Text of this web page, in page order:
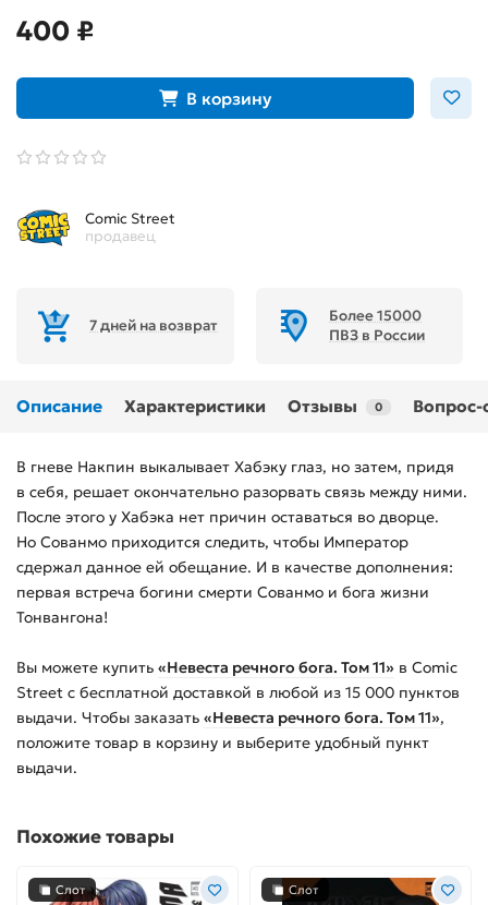
400 ₽
В корзину
Comic Street
продавец
7 дней на возврат
Более 15000
ПВЗ в России
Описание Характеристики Отзывы 0 Вопрос-
В гневе Накпин выкалывает Хабэку глаз, но затем, придя
в себя, решает окончательно разорвать связь между ними.
После этого у Хабэка нет причин оставаться во дворце.
Но Сованмо приходится следить, чтобы Император
сдержал данное ей обещание. И в качестве дополнения:
первая встреча богини смерти Сованмо и бога жизни
Тонвангона!
Вы можете купить «Невеста речного бога. Том 11» в Comic
Street с бесплатной доставкой в любой из 15 000 пунктов
выдачи. Чтобы заказать «Невеста речного бога. Том 11»,
положите товар в корзину и выберите удобный пункт
выдачи.
Похожие товары
Слот Слот